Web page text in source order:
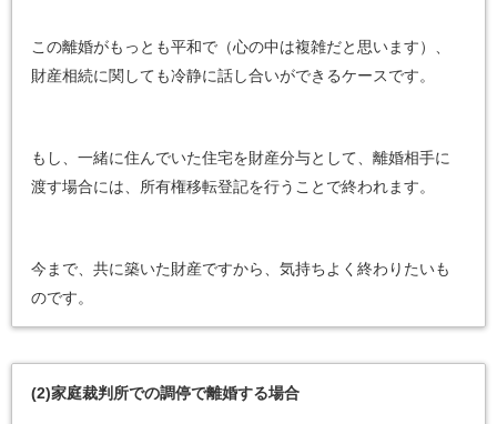
この離婚がもっとも平和で（心の中は複雑だと思います）、
財産相続に関しても冷静に話し合いができるケースです。
もし、一緒に住んでいた住宅を財産分与として、離婚相手に
渡す場合には、所有権移転登記を行うことで終われます。
今まで、共に築いた財産ですから、気持ちよく終わりたいも
のです。
(2)家庭裁判所での調停で離婚する場合